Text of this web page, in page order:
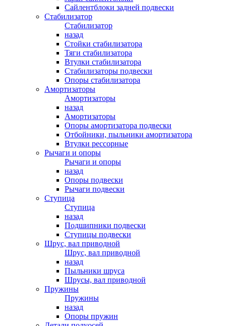
Сайлентблоки задней подвески
Стабилизатор
Стабилизатор
назад
Стойки стабилизатора
Тяги стабилизатора
Втулки стабилизатора
Стабилизаторы подвески
Опоры стабилизатора
Амортизаторы
Амортизаторы
назад
Амортизаторы
Опоры амортизатора подвески
Отбойники, пыльники амортизатора
Втулки рессорные
Рычаги и опоры
Рычаги и опоры
назад
Опоры подвески
Рычаги подвески
Ступица
Ступица
назад
Подшипники подвески
Ступицы подвески
Шрус, вал приводной
Шрус, вал приводной
назад
Пыльники шруса
Шрусы, вал приводной
Пружины
Пружины
назад
Опоры пружин